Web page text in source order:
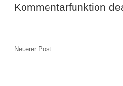
Kommentarfunktion
Neuerer Post